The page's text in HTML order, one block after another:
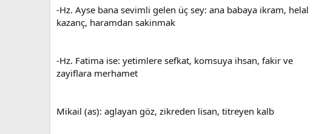
-Hz. Ayse bana sevimli gelen üç sey: ana babaya ikram, helal
kazanç, haramdan sakinmak
-Hz. Fatima ise: yetimlere sefkat, komsuya ihsan, fakir ve
zayiflara merhamet
Mikail (as): aglayan göz, zikreden lisan, titreyen kalb